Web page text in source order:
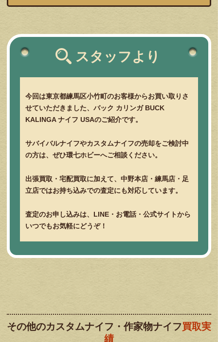
スタッフより
今回は東京都練馬区小竹町のお客様からお買い取りさ
せていただきました、バック カリンガ BUCK
KALINGA ナイフ USAのご紹介です。
サバイバルナイフやカスタムナイフの売却をご検討中
の方は、ぜひ環七ホビーへご相談ください。
出張買取・宅配買取に加えて、中野本店・練馬店・足
立店ではお持ち込みでの査定にも対応しています。
査定のお申し込みは、LINE・お電話・公式サイトから
いつでもお気軽にどうぞ！
その他のカスタムナイフ・作家物ナイフ買取実
績